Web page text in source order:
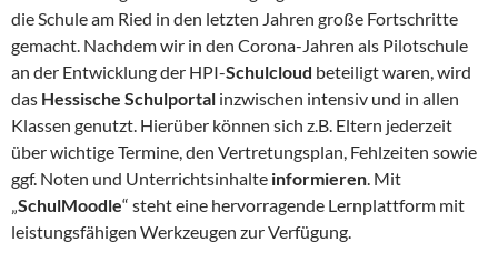
die Schule am Ried in den letzten Jahren große Fortschritte
gemacht. Nachdem wir in den Corona-Jahren als Pilotschule
an der Entwicklung der HPI-Schulcloud beteiligt waren, wird
das Hessische Schulportal inzwischen intensiv und in allen
Klassen genutzt. Hierüber können sich z.B. Eltern jederzeit
über wichtige Termine, den Vertretungsplan, Fehlzeiten sowie
ggf. Noten und Unterrichtsinhalte informieren. Mit
„SchulMoodle“ steht eine hervorragende Lernplattform mit
leistungsfähigen Werkzeugen zur Verfügung.